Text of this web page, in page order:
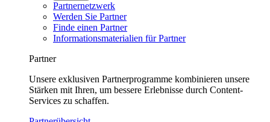
Partnernetzwerk
Werden Sie Partner
Finde einen Partner
Informationsmaterialien für Partner
Partner
Unsere exklusiven Partnerprogramme kombinieren unsere
Stärken mit Ihren, um bessere Erlebnisse durch Content-
Services zu schaffen.